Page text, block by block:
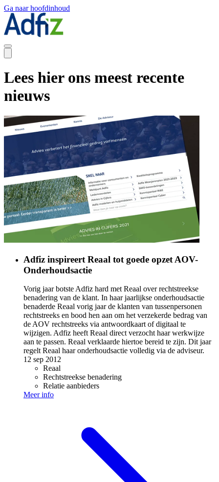
Ga naar hoofdinhoud
Lees hier ons meest recente
nieuws
Adfiz inspireert Reaal tot goede opzet AOV-
Onderhoudsactie
Vorig jaar botste Adfiz hard met Reaal over rechtstreekse
benadering van de klant. In haar jaarlijkse onderhoudsactie
benaderde Reaal vorig jaar de klanten van tussenpersonen
rechtstreeks en bood hen aan om het verzekerde bedrag van
de AOV rechtstreeks via antwoordkaart of digitaal te
wijzigen. Adfiz heeft Reaal direct verzocht haar werkwijze
aan te passen. Reaal verklaarde hiertoe bereid te zijn. Dit jaar
regelt Reaal haar onderhoudsactie volledig via de adviseur.
12 sep 2012
Reaal
Rechtstreekse benadering
Relatie aanbieders
Meer info